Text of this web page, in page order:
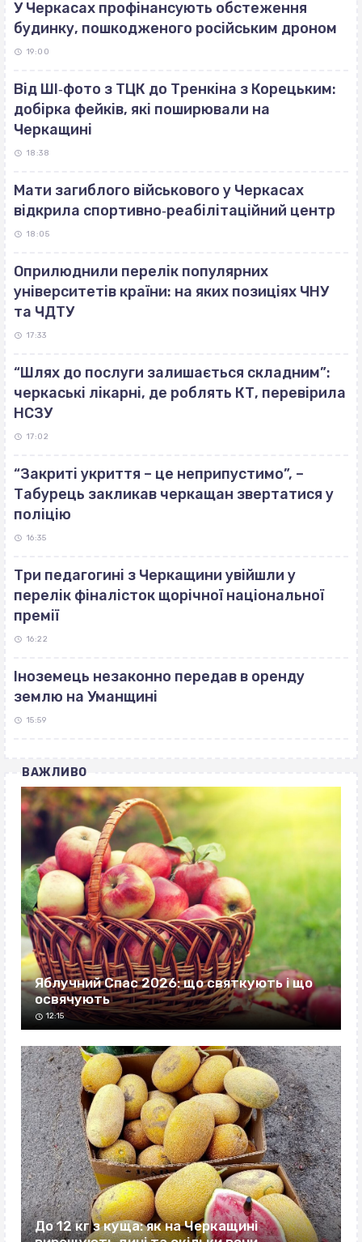
У Черкасах профінансують обстеження
будинку, пошкодженого російським дроном
19:00
Від ШІ‐фото з ТЦК до Тренкіна з Корецьким:
добірка фейків, які поширювали на
Черкащині
18:38
Мати загиблого військового у Черкасах
відкрила спортивно‐реабілітаційний центр
18:05
Оприлюднили перелік популярних
університетів країни: на яких позиціях ЧНУ
та ЧДТУ
17:33
“Шлях до послуги залишається складним”:
черкаські лікарні, де роблять КТ, перевірила
НСЗУ
17:02
“Закриті укриття – це неприпустимо”, –
Табурець закликав черкащан звертатися у
поліцію
16:35
Три педагогині з Черкащини увійшли у
перелік фіналісток щорічної національної
премії
16:22
Іноземець незаконно передав в оренду
землю на Уманщині
15:59
ВАЖЛИВО
Яблучний Спас 2026: що святкують і що
освячують
12:15
До 12 кг з куща: як на Черкащині